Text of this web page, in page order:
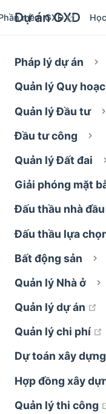
Dự án GXD
mềm GXD open
Pháp lý dự án
Quản lý Quy
Quản lý Đầu tư
Đầu tư công
Quản lý Đất đai
Giải phóng mặt
Đấu thầu nhà
Đấu thầu lựa
Bất động sản
Quản lý Nhà ở
Quản lý dự án
Quản lý chi phí
Dự toán xây dựng
Hợp đồng xây
Quản lý thi công